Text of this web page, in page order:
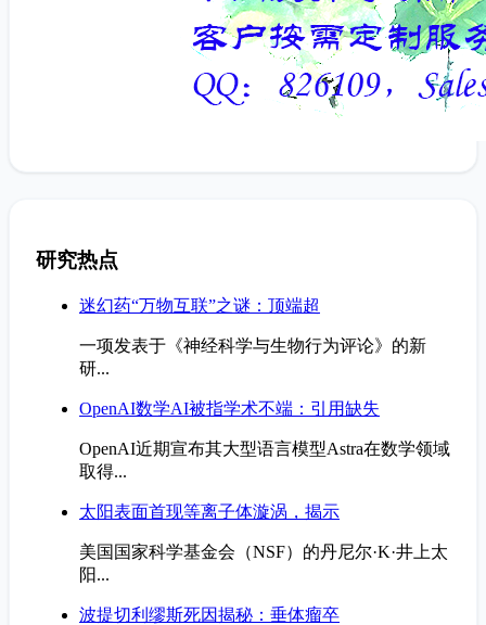
研究热点
迷幻药“万物互联”之谜：顶端超
一项发表于《神经科学与生物行为评论》的新
研...
OpenAI数学AI被指学术不端：引用缺失
OpenAI近期宣布其大型语言模型Astra在数学领域
取得...
太阳表面首现等离子体漩涡，揭示
美国国家科学基金会（NSF）的丹尼尔·K·井上太
阳...
波提切利缪斯死因揭秘：垂体瘤卒